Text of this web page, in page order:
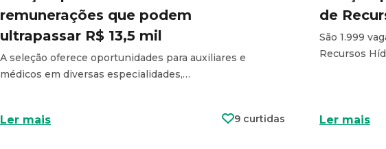
remunerações que podem
ultrapassar R$ 13,5 mil
A seleção oferece oportunidades para auxiliares e
médicos em diversas especialidades,…
Ler mais 9 curtidas
de
São 1.999
Recursos
Ler mais